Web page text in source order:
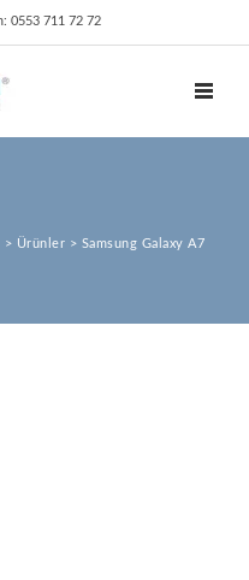
0553 711 72 72
> Ürünler > Samsung Galaxy A7